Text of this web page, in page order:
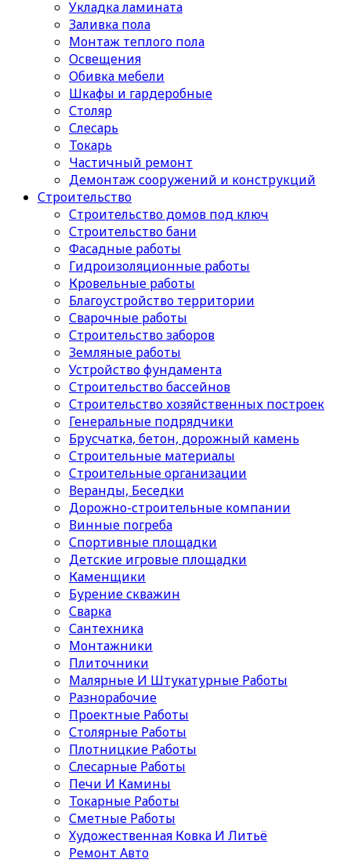
Укладка ламината
Заливка пола
Монтаж теплого пола
Освещения
Обивка мебели
Шкафы и гардеробные
Столяр
Слесарь
Токарь
Частичный ремонт
Демонтаж сооружений и конструкций
Строительство
Строительство домов под ключ
Строительство бани
Фасадные работы
Гидроизоляционные работы
Кровельные работы
Благоустройство территории
Сварочные работы
Строительство заборов
Земляные работы
Устройство фундамента
Строительство бассейнов
Строительство хозяйственных построек
Генеральные подрядчики
Брусчатка, бетон, дорожный камень
Строительные материалы
Cтроительные организации
Веранды, Беседки
Дорожно-строительные компании
Винные погреба
Спортивные площадки
Детские игровые площадки
Каменщики
Бурение скважин
Сварка
Сантехника
Монтажники
Плиточники
Малярные И Штукатурные Работы
Разнорабочие
Проектные Работы
Столярные Работы
Плотницкие Работы
Слесарные Работы
Печи И Камины
Токарные Работы
Сметные Работы
Художественная Ковка И Литьё
Ремонт Авто